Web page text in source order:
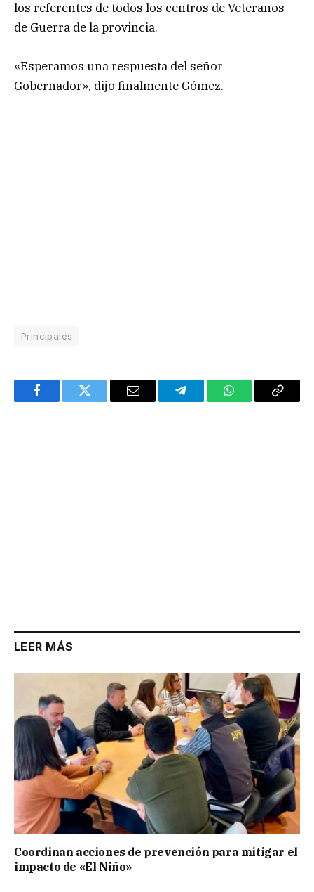
los referentes de todos los centros de Veteranos
de Guerra de la provincia.
«Esperamos una respuesta del señor
Gobernador», dijo finalmente Gómez.
Principales
FacebookTwitter Email TelegramWhatsAppCopy
LEER MÁS
Coordinan acciones de prevención para mitigar el
impacto de «El Niño»